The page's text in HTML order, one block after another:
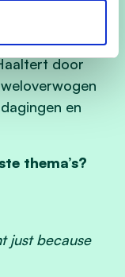
is om bij te
door
en
thema’s?
just because